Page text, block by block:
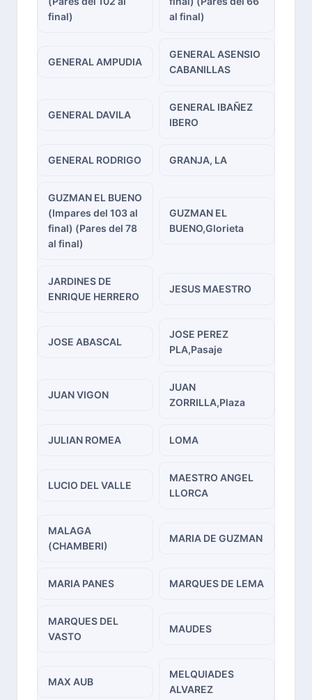
final)
al final)
GENERAL AMPUDIA
GENERAL ASENSIO
CABANILLAS
GENERAL DAVILA
GENERAL IBAÑEZ
IBERO
GENERAL RODRIGO GRANJA, LA
GUZMAN EL BUENO
(Impares del 103 al
final) (Pares del 78
al final)
GUZMAN EL
BUENO,Glorieta
JARDINES DE
ENRIQUE HERRERO
JESUS MAESTRO
JOSE ABASCAL
JOSE PEREZ
PLA,Pasaje
JUAN VIGON
JUAN
ZORRILLA,Plaza
JULIAN ROMEA LOMA
LUCIO DEL VALLE
MAESTRO ANGEL
LLORCA
MALAGA
(CHAMBERI)
MARIA DE GUZMAN
MARIA PANES MARQUES DE LEMA
MARQUES DEL
VASTO
MAUDES
MAX AUB
MELQUIADES
ALVAREZ